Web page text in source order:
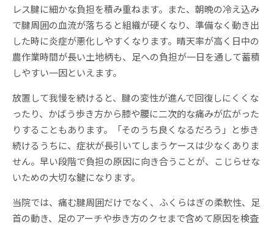
レス腱に細かな負担を積み重ねます。また、朝晩の冷え込み
で腱周囲の血流が落ちると組織が硬くなり、準備なく動き出
した時に炎症が悪化しやすくなります。晴天率が高く日中の
農作業時間が長い土地柄も、足への負担が一日を通して蓄積
しやすい一因といえます。
放置して我慢を続けると、腱の変性が進んで回復しにくくな
ったり、かばう歩き方から膝や腰に二次的な痛みが広がった
りすることもあります。「そのうち良くなるだろう」と歩き
続けるうちに、症状が長引いてしまうケースは少なくありま
せん。早い段階で負担の原因に向き合うことが、こじらせな
いための大切な鍵になります。
当院では、痛む腱周囲だけでなく、ふくらはぎの柔軟性、足
首の動き、足のアーチや歩き方のクセまで含めて原因を検査